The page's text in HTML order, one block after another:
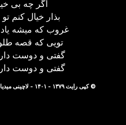
اگر چه بی
بذار خیال کنم تو
غروب که میشه
تویی که قصه
گفتی و دوست
گفتی و دوست
© کپی رایت ۱۳۷۹ - ۱۴۰۱ - لاچینی میدیا - کلیه حقوق محفوظ است